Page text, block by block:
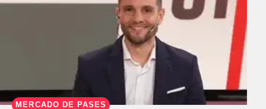
MERCADO DE PASES